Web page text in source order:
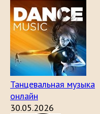
Танцевальная музыка
онлайн
30.05.2026